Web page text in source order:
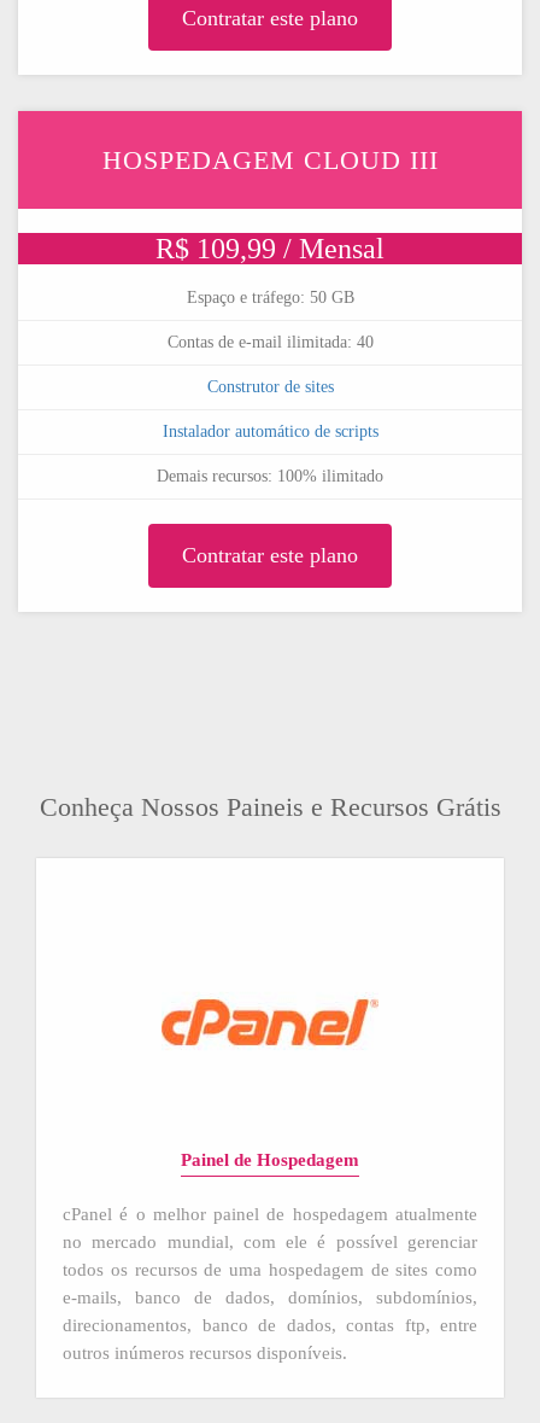
Contratar este plano
HOSPEDAGEM CLOUD III
R$ 109,99 / Mensal
Espaço e tráfego: 50 GB
Contas de e-mail ilimitada: 40
Construtor de sites
Instalador automático de scripts
Demais recursos: 100% ilimitado
Contratar este plano
Conheça Nossos Paineis e Recursos Grátis
Painel de Hospedagem
cPanel é o melhor painel de hospedagem atualmente
no mercado mundial, com ele é possível gerenciar
todos os recursos de uma hospedagem de sites como
e-mails, banco de dados, domínios, subdomínios,
direcionamentos, banco de dados, contas ftp, entre
outros inúmeros recursos disponíveis.